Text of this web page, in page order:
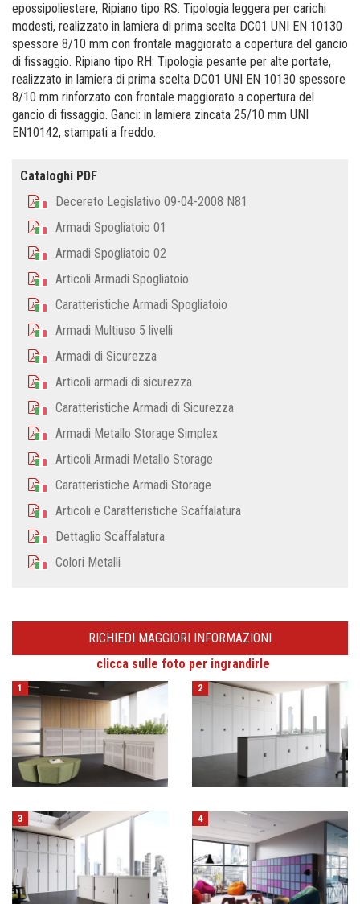
epossipoliestere, Ripiano tipo RS: Tipologia leggera per carichi
modesti, realizzato in lamiera di prima scelta DC01 UNI EN 10130
spessore 8/10 mm con frontale maggiorato a copertura del gancio
di fissaggio. Ripiano tipo RH: Tipologia pesante per alte portate,
realizzato in lamiera di prima scelta DC01 UNI EN 10130 spessore
8/10 mm rinforzato con frontale maggiorato a copertura del
gancio di fissaggio.​ Ganci: in lamiera zincata 25/10 mm UNI
EN10142, stampati a freddo.
Cataloghi PDF
Decereto Legislativo 09-04-2008 N81
Armadi Spogliatoio 01
Armadi Spogliatoio 02
Articoli Armadi Spogliatoio
Caratteristiche Armadi Spogliatoio
Armadi Multiuso 5 livelli
Armadi di Sicurezza
Articoli armadi di sicurezza
Caratteristiche Armadi di Sicurezza
Armadi Metallo Storage Simplex
Articoli Armadi Metallo Storage
Caratteristiche Armadi Storage
Articoli e Caratteristiche Scaffalatura
Dettaglio Scaffalatura
Colori Metalli
RICHIEDI MAGGIORI INFORMAZIONI
clicca sulle foto per ingrandirle
1 2
3 4